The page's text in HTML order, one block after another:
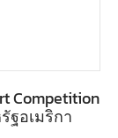
Competition
ฐอเมริกา